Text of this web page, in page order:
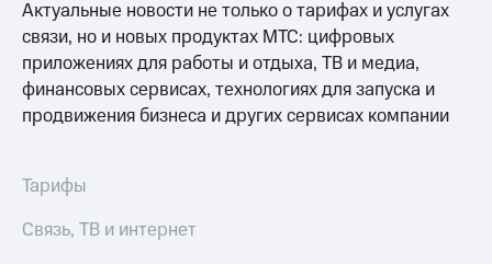
Актуальные новости не только о тарифах и услугах
связи, но и новых продуктах МТС: цифровых
приложениях для работы и отдыха, ТВ и медиа,
финансовых сервисах, технологиях для запуска и
продвижения бизнеса и других сервисах компании
Тарифы
Связь, ТВ и интернет